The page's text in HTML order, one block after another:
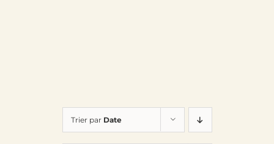
Trier par Date